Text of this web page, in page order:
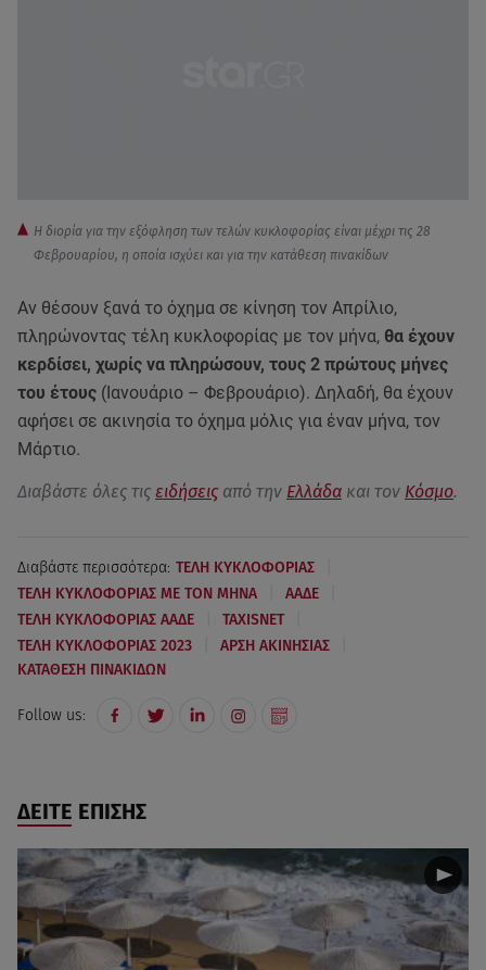
Η διορία για την εξόφληση των τελών κυκλοφορίας είναι μέχρι τις 28
Φεβρουαρίου, η οποία ισχύει και για την κατάθεση πινακίδων
Αν θέσουν ξανά το όχημα σε κίνηση τον Απρίλιο,
πληρώνοντας τέλη κυκλοφορίας με τον μήνα, θα έχουν
κερδίσει, χωρίς να πληρώσουν, τους 2 πρώτους μήνες
του έτους (Ιανουάριο – Φεβρουάριο). Δηλαδή, θα έχουν
αφήσει σε ακινησία το όχημα μόλις για έναν μήνα, τον
Μάρτιο.
Διαβάστε όλες τις ειδήσεις από την Ελλάδα και τον Κόσμο.
Διαβάστε περισσότερα: ΤΕΛΗ ΚΥΚΛΟΦΟΡΙΑΣ
ΤΕΛΗ ΚΥΚΛΟΦΟΡΙΑΣ ΜΕ ΤΟΝ ΜΗΝΑ ΑΑΔΕ
ΤΕΛΗ ΚΥΚΛΟΦΟΡΙΑΣ ΑΑΔΕ TAXISNET
ΤΕΛΗ ΚΥΚΛΟΦΟΡΙΑΣ 2023 ΑΡΣΗ ΑΚΙΝΗΣΙΑΣ
ΚΑΤΑΘΕΣΗ ΠΙΝΑΚΙΔΩΝ
Follow us:
ΔΕΙΤΕ ΕΠΙΣΗΣ